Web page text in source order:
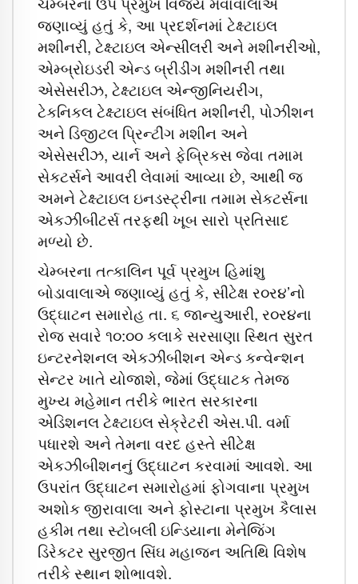
જણાવ્યું હતું કે, આ પ્રદર્શનમાં ટેક્ષ્ટાઇલ
મશીનરી, ટેક્ષ્ટાઇલ એન્સીલરી અને મશીનરીઓ,
એમ્બ્રોઇડરી એન્ડ બ્રીડીંગ મશીનરી તથા
એસેસરીઝ, ટેક્ષ્ટાઇલ એન્જીનિયરીંગ,
ટેકનિકલ ટેક્ષ્ટાઇલ સંબંધિત મશીનરી, પોઝીશન
અને ડિજીટલ પ્રિન્ટીંગ મશીન અને
એસેસરીઝ, યાર્ન અને ફેબ્રિકસ જેવા તમામ
સેકટર્સને આવરી લેવામાં આવ્યા છે, આથી જ
અમને ટેક્ષ્ટાઇલ ઇનડસ્ટ્રીના તમામ સેકટર્સના
એકઝીબીટર્સ તરફથી ખૂબ સારો પ્રતિસાદ
મળ્યો છે.
ચેમ્બરના તત્કાલિન પૂર્વ પ્રમુખ હિમાંશુ
બોડાવાલાએ જણાવ્યું હતું કે, સીટેક્ષ ર૦ર૪’નો
ઉદ્‌ઘાટન સમારોહ તા. ૬ જાન્યુઆરી, ર૦ર૪ના
રોજ સવારે ૧૦:૦૦ કલાકે સરસાણા સ્થિત સુરત
ઇન્ટરનેશનલ એકઝીબીશન એન્ડ કન્વેન્શન
સેન્ટર ખાતે યોજાશે, જેમાં ઉદ્‌ઘાટક તેમજ
મુખ્ય મહેમાન તરીકે ભારત સરકારના
એડિશનલ ટેક્ષ્ટાઇલ સેક્રેટરી એસ.પી. વર્મા
પધારશે અને તેમના વરદ હસ્તે સીટેક્ષ
એકઝીબીશનનું ઉદ્‌ઘાટન કરવામાં આવશે. આ
ઉપરાંત ઉદ્‌ઘાટન સમારોહમાં ફોગવાના પ્રમુખ
અશોક જીરાવાલા અને ફોસ્ટાના પ્રમુખ કૈલાસ
હકીમ તથા સ્ટોબલી ઇન્ડિયાના મેનેજિંગ
ડિરેકટર સુરજીત સિંઘ મહાજન અતિથિ વિશેષ
તરીકે સ્થાન શોભાવશે.